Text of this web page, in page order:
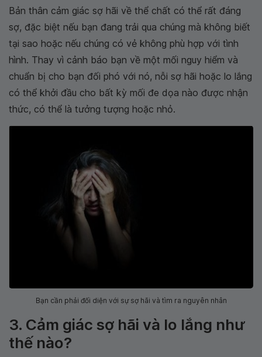
Bản thân cảm giác sợ hãi về thể chất có thể rất đáng
sợ, đặc biệt nếu bạn đang trải qua chúng mà không biết
tại sao hoặc nếu chúng có vẻ không phù hợp với tình
hình. Thay vì cảnh báo bạn về một mối nguy hiểm và
chuẩn bị cho bạn đối phó với nó, nỗi sợ hãi hoặc lo lắng
có thể khởi đầu cho bất kỳ mối đe dọa nào được nhận
thức, có thể là tưởng tượng hoặc nhỏ.
Bạn cần phải đối diện với sự sợ hãi và tìm ra nguyên nhân
3. Cảm giác sợ hãi và lo lắng như
thế nào?